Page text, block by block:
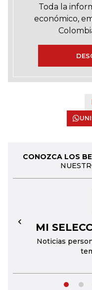
Toda la
económico,
CONOZCA LOS
MI
Noticias
←